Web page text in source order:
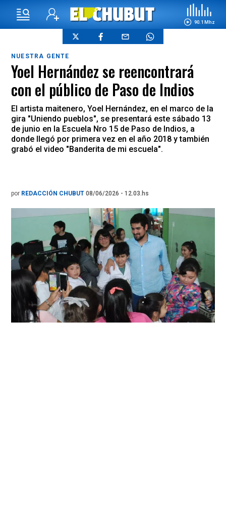
90.1 Mhz
NUESTRA GENTE
Yoel Hernández se reencontrará
con el público de Paso de Indios
El artista maitenero, Yoel Hernández, en el marco de la
gira "Uniendo pueblos", se presentará este sábado 13
de junio en la Escuela Nro 15 de Paso de Indios, a
donde llegó por primera vez en el año 2018 y también
grabó el video "Banderita de mi escuela".
por REDACCIÓN CHUBUT 08/06/2026 - 12.03.hs